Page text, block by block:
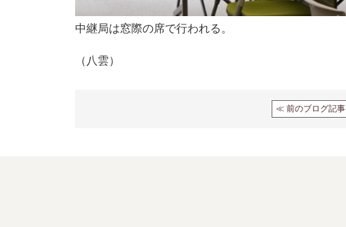
中継局は窓際の席で行われる。
（八雲）
≪ 前のブログ記事